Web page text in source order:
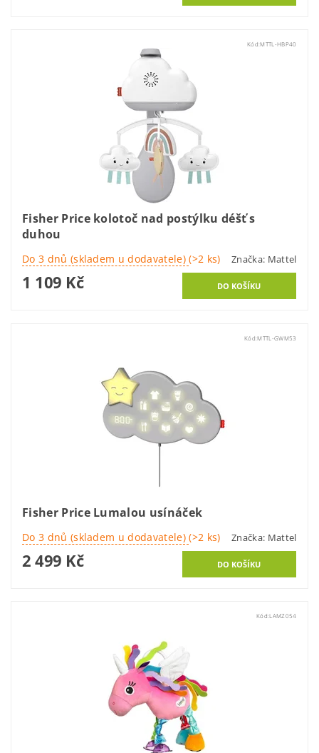
Kód:MTTL-HBP40
Fisher Price kolotoč nad postýlku déšť s
duhou
Do 3 dnů (skladem u dodavatele)(>2 ks) Značka: Mattel
1 109 Kč
Kód:MTTL-GWM53
Fisher Price Lumalou usínáček
Do 3 dnů (skladem u dodavatele)(>2 ks) Značka: Mattel
2 499 Kč
Kód:LAMZ054